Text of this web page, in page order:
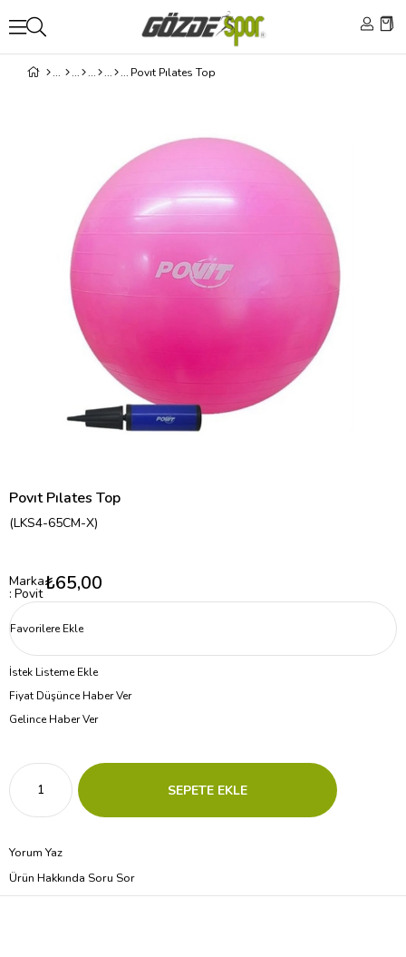
Povıt Pılates Top
Povıt Pılates Top
(LKS4-65CM-X)
Marka
: Povit₺65,00
Favorilere Ekle
İstek Listeme Ekle
Fiyat Düşünce Haber Ver
Gelince Haber Ver
Yorum Yaz
Ürün Hakkında Soru Sor